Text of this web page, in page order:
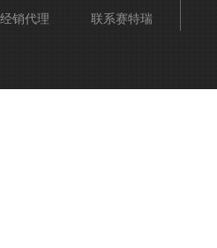
经销代理
联系赛特瑞